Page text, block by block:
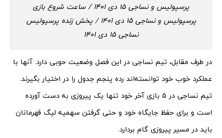
پرسپولیس و نساجی 15 دی 1401 / ساعت شروع بازی
پرسپولیس و نساجی 15 دی 1401 / پخش زنده پرسپولیس
نساجی 15 دی 1401
در طرف مقابل، تیم نساجی در این فصل وضعیت حوبی دارد. آنها با
عملکرد خوب خود توانسته‌اند رده پنجم جدول را در اختیار بگیرند.
تیم نساجی در 5 بازی آخر خود تنها یک پیروزی به دست آورده
است و برای حفظ جایگاه خود و حتی گرفتن سهمیه لیگ قهرمانان
باید در مسیر پیروزی گام بردارد.